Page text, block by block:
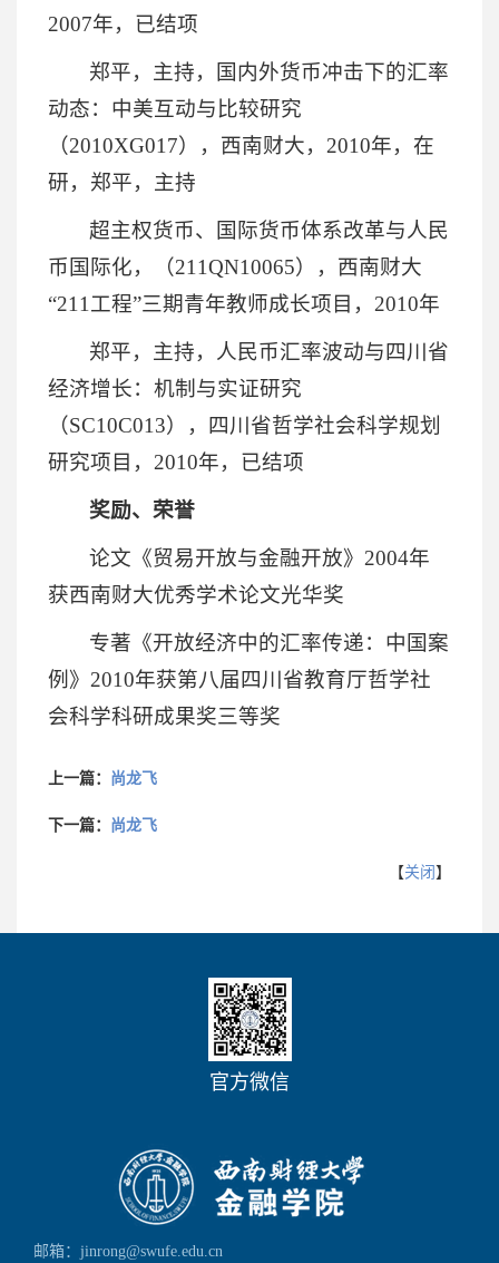
2007年，已结项
郑平，主持，国内外货币冲击下的汇率
动态：中美互动与比较研究
（2010XG017），西南财大，2010年，在
研，郑平，主持
超主权货币、国际货币体系改革与人民
币国际化，（211QN10065），西南财大
“211工程”三期青年教师成长项目，2010年
郑平，主持，人民币汇率波动与四川省
经济增长：机制与实证研究
（SC10C013），四川省哲学社会科学规划
研究项目，2010年，已结项
奖励、荣誉
论文《贸易开放与金融开放》2004年
获西南财大优秀学术论文光华奖
专著《开放经济中的汇率传递：中国案
例》2010年获第八届四川省教育厅哲学社
会科学科研成果奖三等奖
上一篇： 尚龙飞
下一篇： 尚龙飞
【关闭 】
官方微信
邮箱：jinrong@swufe.edu.cn